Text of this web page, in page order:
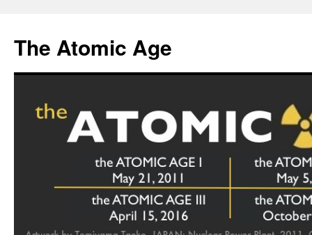
content
The Atomic Age